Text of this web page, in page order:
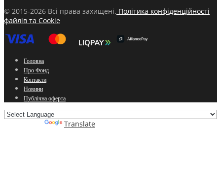
© 2015-2026 Всі права захищені. Політика конфіденційності
файлів та Cookie
Головна
Про Фонд
Контакти
Новини
Публічна оферта
Translate